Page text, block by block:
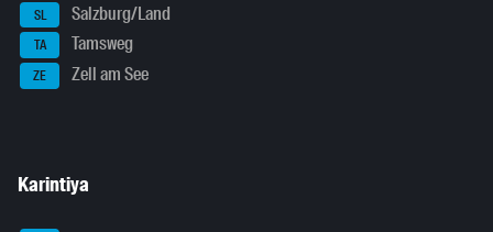
SL Salzburg/Land
TA Tamsweg
ZE Zell am See
Karintiya